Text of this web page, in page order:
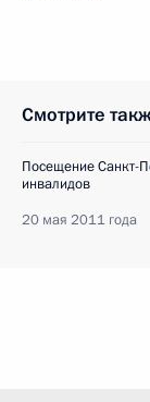
Смотрите
Посещение Санкт-
инвалидов
20 мая 2011 года